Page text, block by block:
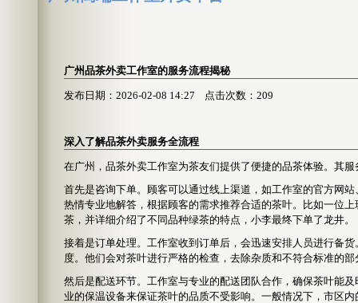
广州品茶外卖工作室的服务流程揭秘
发布日期：2026-02-08 14:27 点击次数：209
深入了解品茶外卖服务全流程
在广州，品茶外卖工作室为茶友们提供了便捷的品茶体验。其
首先是咨询下单。顾客可以通过线上渠道，如工作室的官方网
热情专业地解答，根据顾客的需求推荐合适的茶叶。比如一位
茶，并详细介绍了不同品种绿茶的特点，小李最终下单了龙井。
接着是订单处理。工作室收到订单后，会迅速安排人员进行备
度。他们会对茶叶进行严格的检查，去除杂质和不符合标准的部
然后是配送环节。工作室与专业的配送团队合作，确保茶叶能
业的保温设备来保证茶叶的品质不受影响。一般情况下，市区